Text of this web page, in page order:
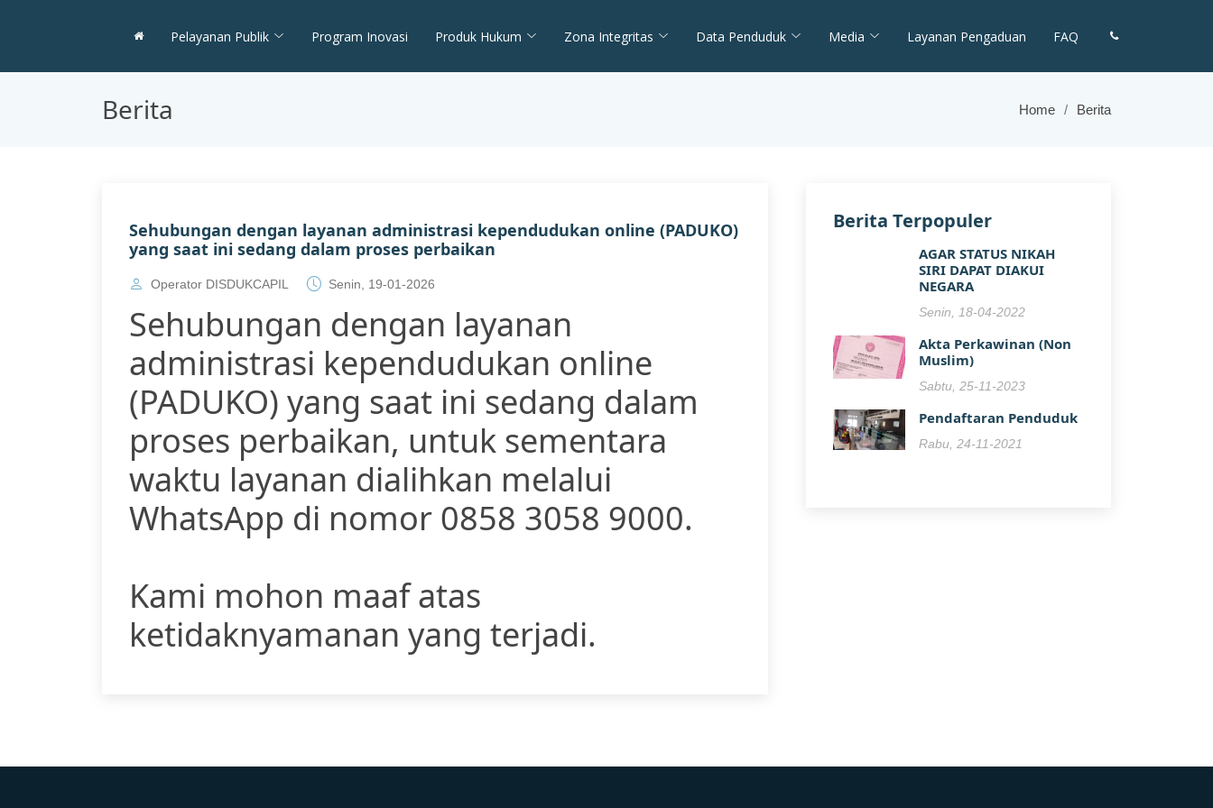
Pelayanan Publik Program Inovasi Produk Hukum Zona Integritas Data Penduduk Media Layanan Pengaduan FAQ
Berita Home Berita
Sehubungan dengan layanan administrasi kependudukan online (PADUKO)
yang saat ini sedang dalam proses perbaikan
Operator DISDUKCAPIL Senin, 19-01-2026
Sehubungan dengan layanan
administrasi kependudukan online
(PADUKO) yang saat ini sedang dalam
proses perbaikan, untuk sementara
waktu layanan dialihkan melalui
WhatsApp di nomor 0858 3058 9000.
Kami mohon maaf atas
ketidaknyamanan yang terjadi.
Berita Terpopuler
AGAR STATUS NIKAH
SIRI DAPAT DIAKUI
NEGARA
Senin, 18-04-2022
Akta Perkawinan (Non
Muslim)
Sabtu, 25-11-2023
Pendaftaran Penduduk
Rabu, 24-11-2021